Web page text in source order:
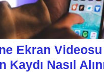
Ekran
Kaydı Nasıl